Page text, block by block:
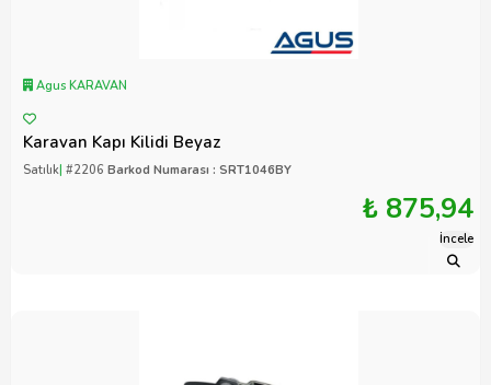
Agus KARAVAN
Karavan Kapı Kilidi Beyaz
Satılık| #2206 Barkod Numarası : SRT1046BY
₺ 875,94
İncele